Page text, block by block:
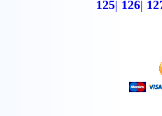
125| 126|